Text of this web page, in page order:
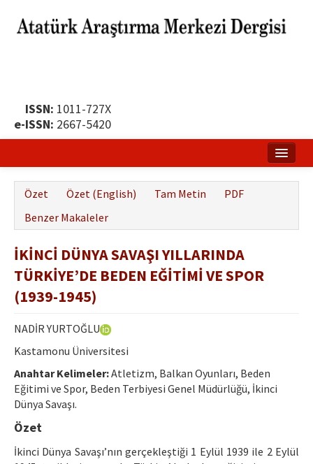
ISSN: 1011-727X
e-ISSN: 2667-5420
Yayın Politikası
Dergi Kurulları
Yazar Rehberi
Hakem Rehberi
İletişim
Özet Özet (English) Tam Metin
PDF
Benzer Makaleler
İKİNCİ DÜNYA SAVAŞI YILLARINDA
TÜRKİYE’DE BEDEN EĞİTİMİ VE SPOR
(1939-1945)
NADİR YURTOĞLU
Kastamonu Üniversitesi
Anahtar Kelimeler:Atletizm, Balkan Oyunları, Beden
Eğitimi ve Spor, Beden Terbiyesi Genel Müdürlüğü, İkinci
Dünya Savaşı.
Özet
İkinci Dünya Savaşı’nın gerçekleştiği 1 Eylül 1939 ile 2 Eylül